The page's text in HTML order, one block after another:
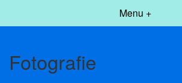
Menu +
Fotografie